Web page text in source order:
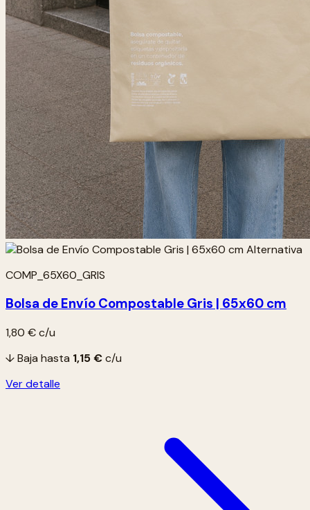
COMP_65X60_GRIS
Bolsa de Envío Compostable Gris | 65x60 cm
1,80 €c/u
↓ Baja hasta 1,15 €c/u
Ver detalle